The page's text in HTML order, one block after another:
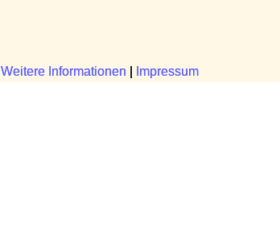
Weitere Informationen Impressum
Weitere Informationen Impressum